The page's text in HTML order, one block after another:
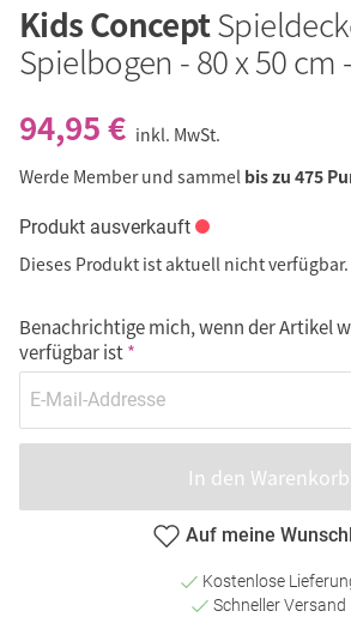
Kids Concept
Spielbogen - 80 x 50 cm
94,95 € inkl. MwSt.
Werde Member und sammel bis zu 475
Produkt ausverkauft
Dieses Produkt ist aktuell nicht verfügbar.
Benachrichtige mich, wenn der Artikel
verfügbar ist
In den Warenkorb
Auf meine
Kostenlose
Schneller Versand